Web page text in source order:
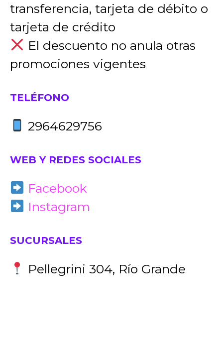
transferencia, tarjeta de débito o
tarjeta de crédito
El descuento no anula otras
promociones vigentes
TELÉFONO
2964629756
WEB Y REDES SOCIALES
Facebook
Instagram
SUCURSALES
Pellegrini 304, Río Grande